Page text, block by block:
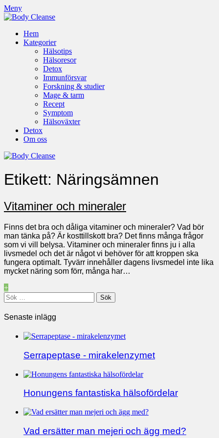
Meny
Hem
Kategorier
Hälsotips
Hälsoresor
Detox
Immunförsvar
Forskning & studier
Mage & tarm
Recept
Symptom
Hälsoväxter
Detox
Om oss
Etikett: Näringsämnen
Vitaminer och mineraler
Finns det bra och dåliga vitaminer och mineraler? Vad bör
man tänka på? Är kosttillskott bra? Det finns många frågor
som vi vill belysa. Vitaminer och mineraler finns ju i alla
livsmedel och det är något vi behöver för att kroppen ska
fungera optimalt. Tyvärr innehåller dagens livsmedel inte lika
mycket näring som förr, många har…
+
Sök
efter:
Senaste inlägg
Serrapeptase - mirakelenzymet
Honungens fantastiska hälsofördelar
Vad ersätter man mejeri och ägg med?